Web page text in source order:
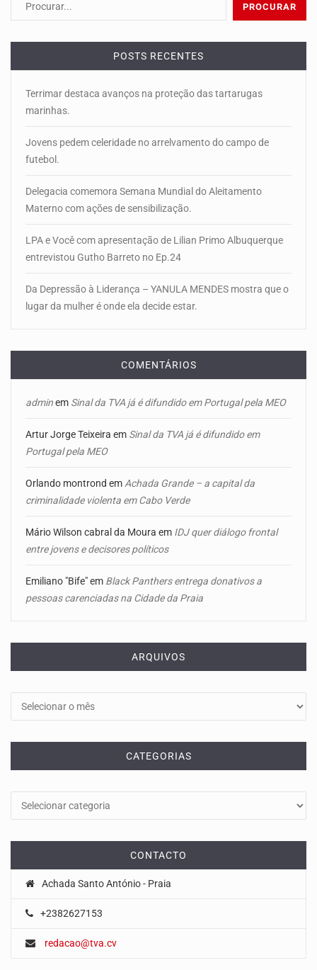
POSTS RECENTES
Terrimar destaca avanços na proteção das tartarugas
marinhas.
Jovens pedem celeridade no arrelvamento do campo de
futebol.
Delegacia comemora Semana Mundial do Aleitamento
Materno com ações de sensibilização.
LPA e Você com apresentação de Lilian Primo Albuquerque
entrevistou Gutho Barreto no Ep.24
Da Depressão à Liderança – YANULA MENDES mostra que o
lugar da mulher é onde ela decide estar.
COMENTÁRIOS
adminem Sinal da TVA já é difundido em Portugal pela MEO
Artur Jorge Teixeira em Sinal da TVA já é difundido em
Portugal pela MEO
Orlando montrond em Achada Grande – a capital da
criminalidade violenta em Cabo Verde
Mário Wilson cabral da Moura em IDJ quer diálogo frontal
entre jovens e decisores políticos
Emiliano "Bife"em Black Panthers entrega donativos a
pessoas carenciadas na Cidade da Praia
ARQUIVOS
CATEGORIAS
CONTACTO
Achada Santo António - Praia
+2382627153
redacao@tva.cv